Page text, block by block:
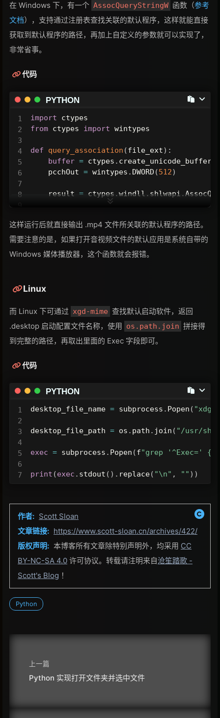
在 Windows 下，有一个 AssocQueryStringW 函数（参考
文档），支持通过注册表查找关联的默认程序，这样就能直接
获取到默认程序的路径，再加上自定义的参数就可以实现了，
非常省事。
代码
import
from ctypes import wintypes
def query_association (file_ext) :
buffer = ctypes . create_unicode_buffer
    pcchOut
= wintypes . DWORD (512)
    result
= ctypes .windll . shlwapi .
return buffer.value
else:
print
PYTHON
这样运行后就直接输出 .mp4 文件所关联的默认程序的路径。
需要注意的是，如果打开音视频文件的默认应用是系统自带的
Windows 媒体播放器，这个函数就会报错。
Linux
而 Linux 下可通过 xgd-mime 查找默认启动软件，返回
.desktop 启动配置文件名称，使用 os.path.join 拼接得
到完整的路径，再取出里面的 Exec 字段即可。
代码
desktop_file_name = subprocess . Popen ( "xdg-
desktop_file_path = os . path . join ( "/usr/
exec = subprocess . Popen (f"grep '^Exec='
print (exec . stdout ( ) . replace( "\n" , "" ) )
PYTHON
作者: Scott Sloan
文章链接: https://www.scott-sloan.cn/archives/422/
版权声明: 本博客所有文章除特别声明外，均采用 CC
BY-NC-SA 4.0 许可协议。转载请注明来自沧笙踏歌 -
Scott's Blog ！
Python
上一篇
Python 实现打开文件夹并选中文件